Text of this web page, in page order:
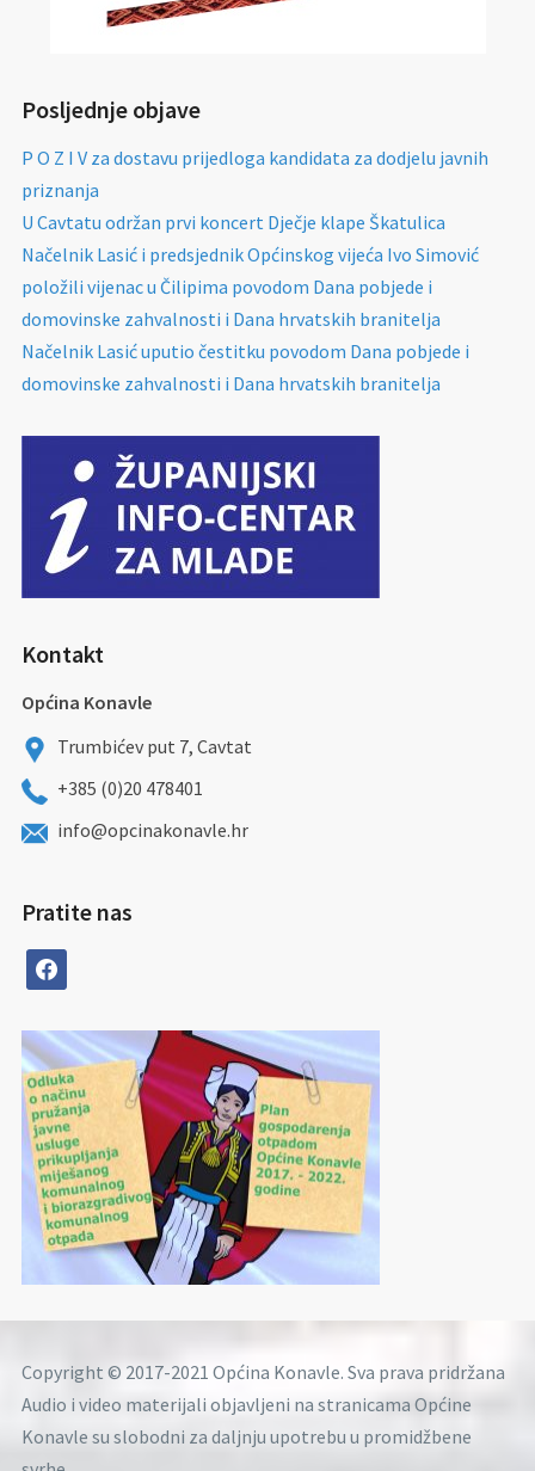
Posljednje objave
P O Z I V za dostavu prijedloga kandidata za dodjelu javnih
priznanja
U Cavtatu održan prvi koncert Dječje klape Škatulica
Načelnik Lasić i predsjednik Općinskog vijeća Ivo Simović
položili vijenac u Čilipima povodom Dana pobjede i
domovinske zahvalnosti i Dana hrvatskih branitelja
Načelnik Lasić uputio čestitku povodom Dana pobjede i
domovinske zahvalnosti i Dana hrvatskih branitelja
Kontakt
Općina Konavle
Trumbićev put 7, Cavtat
+385 (0)20 478401
info@opcinakonavle.hr
Pratite nas
facebook
Copyright © 2017-2021 Općina Konavle. Sva prava pridržana
Audio i video materijali objavljeni na stranicama Općine
Konavle su slobodni za daljnju upotrebu u promidžbene